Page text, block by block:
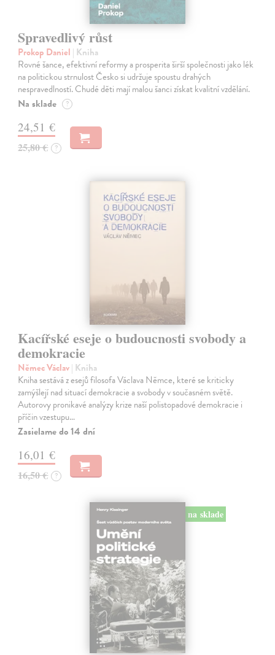
Spravedlivý růst
Prokop Daniel | Kniha
Rovné šance, efektivní reformy a prosperita širší společnosti jako lék
na politickou strnulost Česko si udržuje spoustu drahých
nespravedlností. Chudé děti mají malou šanci získat kvalitní vzdělání.
Na sklade ?
24,51 €
25,80 € ?
Kacířské eseje o budoucnosti svobody a
demokracie
Němec Václav| Kniha
Kniha sestává z esejů filosofa Václava Němce, které se kriticky
zamýšlejí nad situací demokracie a svobody v současném světě.
Autorovy pronikavé analýzy krize naší polistopadové demokracie i
příčin vzestupu…
Zasielame do 14 dní
16,01 €
16,50 € ?
na sklade